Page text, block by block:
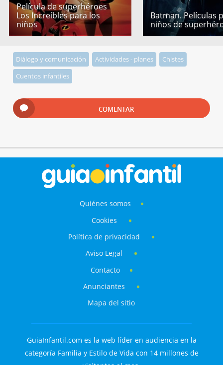
Película de superhéroes
Los Increíbles para los
niños
Batman. Películas
niños de
Diálogo y comunicación Actividades - planes
Chistes
Cuentos infantiles
COMENTAR
Quiénes somos
Cookies
Política de privacidad
Aviso Legal
Contacto
Anunciantes
Mapa del sitio
GuiaInfantil.com es la web líder en audiencia en la
categoría Familia y Estilo de Vida con 14 millones de